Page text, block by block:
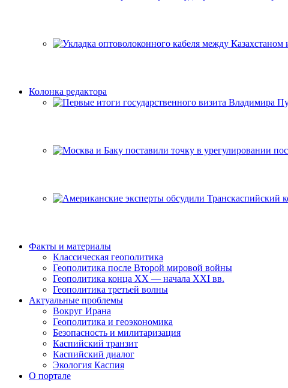
Колонка редактора
Факты и материалы
Классическая геополитика
Геополитика после Второй мировой войны
Геополитика конца XX — начала XXI вв.
Геополитика третьей волны
Актуальные проблемы
Вокруг Ирана
Геополитика и геоэкономика
Безопасность и милитаризация
Каспийский транзит
Каспийский диалог
Экология Каспия
О портале